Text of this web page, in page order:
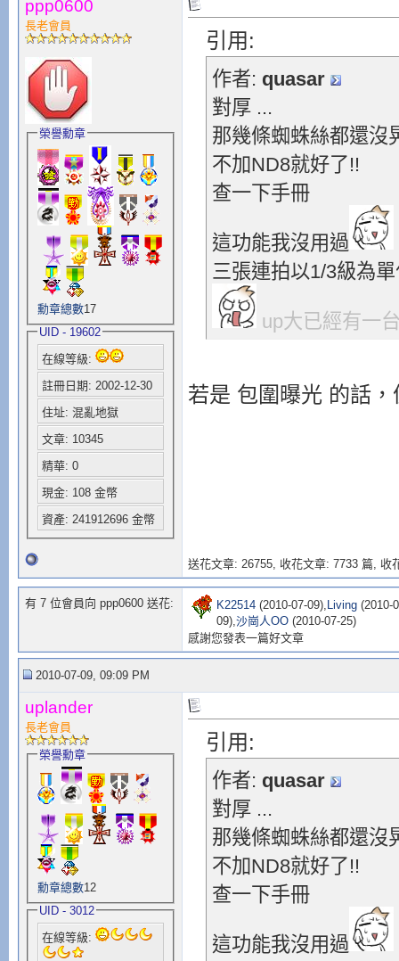
ppp0600
長老會員
榮譽勳章
勳章總數17
UID - 19602
在線等級:
註冊日期: 2002-12-30
住址: 混亂地獄
文章: 10345
精華: 0
現金: 108 金幣
資產: 241912696 金幣
引用:
作者: quasar
對厚 ...
那幾條蜘蛛絲都還沒
不加ND8就好了!!
查一下手冊
這功能我沒用過
三張連拍以1/3級為
up大已經有一
若是 包圍曝光 的話
送花文章: 26755, 收花文章: 7733 篇, 收
有 7 位會員向 ppp0600 送花: K22514(2010-07-09), Living(2010-
09),沙崗人OO(2010-07-25)
感謝您發表一篇好文章
2010-07-09, 09:09 PM
uplander
長老會員
榮譽勳章
勳章總數12
UID - 3012
在線等級:
引用:
作者: quasar
對厚 ...
那幾條蜘蛛絲都還沒
不加ND8就好了!!
查一下手冊
這功能我沒用過